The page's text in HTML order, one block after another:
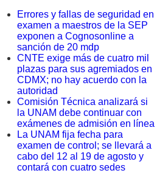
Errores y fallas de seguridad en
examen a maestros de la SEP
exponen a Cognosonline a
sanción de 20 mdp
CNTE exige más de cuatro mil
plazas para sus agremiados en
CDMX; no hay acuerdo con la
autoridad
Comisión Técnica analizará si
la UNAM debe continuar con
exámenes de admisión en línea
La UNAM fija fecha para
examen de control; se llevará a
cabo del 12 al 19 de agosto y
contará con cuatro sedes